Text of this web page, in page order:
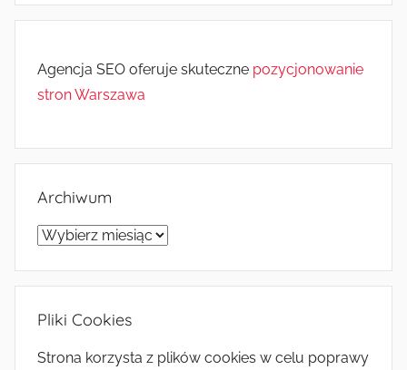
Agencja SEO oferuje skuteczne pozycjonowanie
stron Warszawa
Archiwum
Archiwum
Pliki Cookies
Strona korzysta z plików cookies w celu poprawy